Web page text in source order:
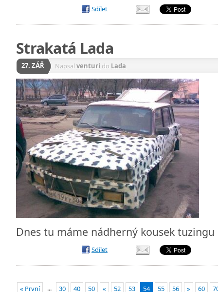
Sdílet
Strakatá Lada
27. ZÁŘ Napsal venturi do Lada
Dnes tu máme nádherný kousek tuzingu
Sdílet
« První ... 30 40 50 « 52 53 54 55 56 » 60